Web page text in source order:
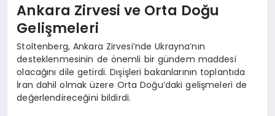
Ankara Zirvesi ve Orta Doğu
Gelişmeleri
Stoltenberg, Ankara Zirvesi’nde Ukrayna’nın
desteklenmesinin de önemli bir gündem maddesi
olacağını dile getirdi. Dışişleri bakanlarının toplantıda
İran dahil olmak üzere Orta Doğu’daki gelişmeleri de
değerlendireceğini bildirdi.